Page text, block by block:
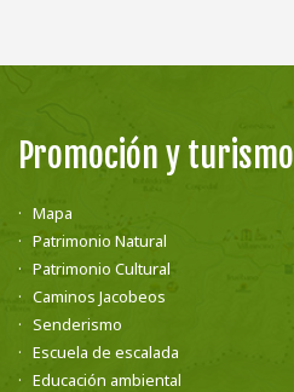
Promoción y turismo
Mapa
Patrimonio Natural
Patrimonio Cultural
Caminos Jacobeos
Senderismo
Escuela de escalada
Educación ambiental